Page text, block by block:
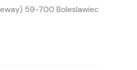
59-700 Boleslawiec